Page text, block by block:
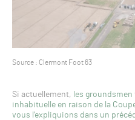
Source : Clermont Foot 63
Si actuellement, les
inhabituelle en raison de la
vous l’expliquions dans un